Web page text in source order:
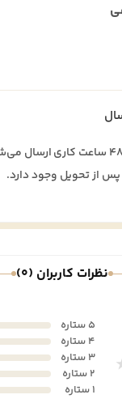
سفارشات طی ۲۴ تا ۴۸ ساعت کاری
نظرات کاربران (0)
5 ستاره
4 ستاره
3 ستاره
2 ستاره